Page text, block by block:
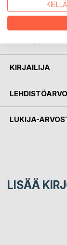
Pieniä tarinoita,
tarinoista ja
heijastelevat
KIRJAILIJA
LUKIJA-
LISÄÄ
KIELLÄ